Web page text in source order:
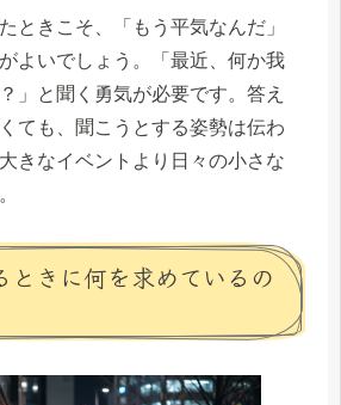
ときこそ、「もう平気なんだ」
よいでしょう。「最近、何か我
」と聞く勇気が必要です。答え
ても、聞こうとする姿勢は伝わ
きなイベントより日々の小さな
ときに何を求めているの